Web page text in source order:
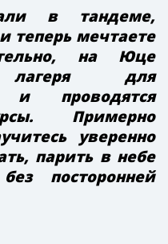
в тандеме,
теперь мечтаете
на Юце
лагеря для
и проводятся
Примерно
уверенно
парить в небе
посторонней